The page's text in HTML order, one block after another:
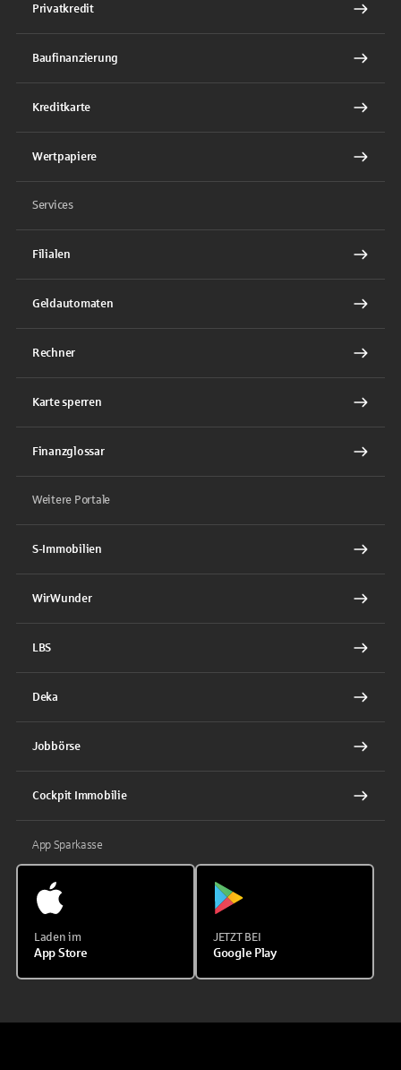
Privatkredit
Baufinanzierung
Kreditkarte
Wertpapiere
Services
Filialen
Geldautomaten
Rechner
Karte sperren
Finanzglossar
Weitere Portale
S-Immobilien
WirWunder
LBS
Deka
Jobbörse
Cockpit Immobilie
App Sparkasse
Laden im
App Store
JETZT BEI
Google Play